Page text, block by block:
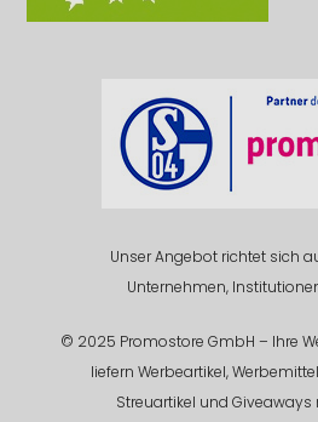
Unser Angebot richtet sich
Unternehmen,
© 2025 Promostore GmbH – Ihre
liefern Werbeartikel,
Streuartikel und Giveaways